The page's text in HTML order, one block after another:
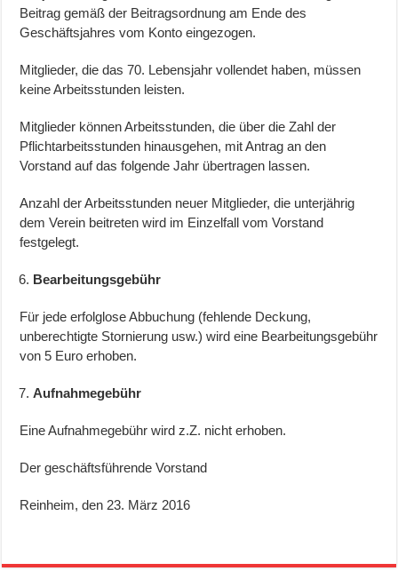
Beitrag gemäß der Beitragsordnung am Ende des
Geschäftsjahres vom Konto eingezogen.
Mitglieder, die das 70. Lebensjahr vollendet haben, müssen
keine Arbeitsstunden leisten.
Mitglieder können Arbeitsstunden, die über die Zahl der
Pflichtarbeitsstunden hinausgehen, mit Antrag an den
Vorstand auf das folgende Jahr übertragen lassen.
Anzahl der Arbeitsstunden neuer Mitglieder, die unterjährig
dem Verein beitreten wird im Einzelfall vom Vorstand
festgelegt.
Bearbeitungsgebühr
Für jede erfolglose Abbuchung (fehlende Deckung,
unberechtigte Stornierung usw.) wird eine Bearbeitungsgebühr
von 5 Euro erhoben.
Aufnahmegebühr
Eine Aufnahmegebühr wird z.Z. nicht erhoben.
Der geschäftsführende Vorstand
Reinheim, den 23. März 2016